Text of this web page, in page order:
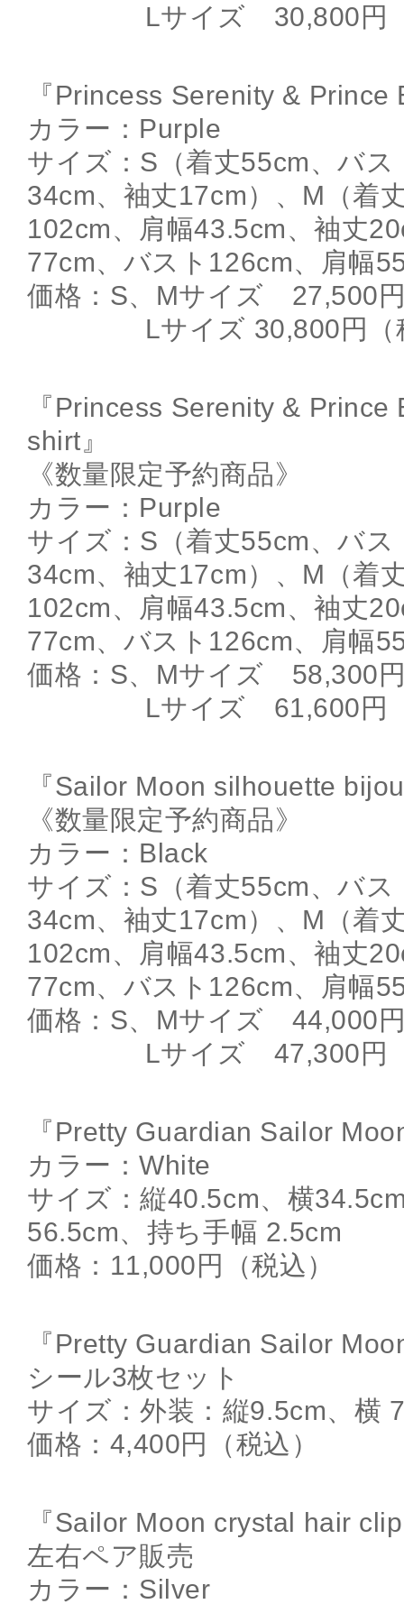
Lサイズ 30,800円（
『Princess Serenity &
カラー：Purple
サイズ：S（着丈55cm、バス
34cm、袖丈17cm）、M（着
102cm、肩幅43.5cm、袖丈
77cm、バスト126cm、肩幅
価格：S、Mサイズ 27,500
Lサイズ 30,800円（
『Princess Serenity &
shirt』
《数量限定予約商品》
カラー：Purple
サイズ：S（着丈55cm、バス
34cm、袖丈17cm）、M（着
102cm、肩幅43.5cm、袖丈
77cm、バスト126cm、肩幅
価格：S、Mサイズ 58,300
Lサイズ 61,600円（
『Sailor Moon silhouette
《数量限定予約商品》
カラー：Black
サイズ：S（着丈55cm、バス
34cm、袖丈17cm）、M（着
102cm、肩幅43.5cm、袖丈
77cm、バスト126cm、肩幅
価格：S、Mサイズ 44,000
Lサイズ 47,300円（
『Pretty Guardian Sailor
カラー：White
サイズ：縦40.5cm、横
56.5cm、持ち手幅 2.5cm
価格：11,000円（税込）
『Pretty Guardian Sailor
シール3枚セット
サイズ：外装：縦9.5cm、横
価格：4,400円（税込）
『Sailor Moon crystal hair
左右ペア販売
カラー：Silver